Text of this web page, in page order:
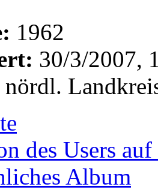
1962
30/3/2007,
nördl.
des Users
Album